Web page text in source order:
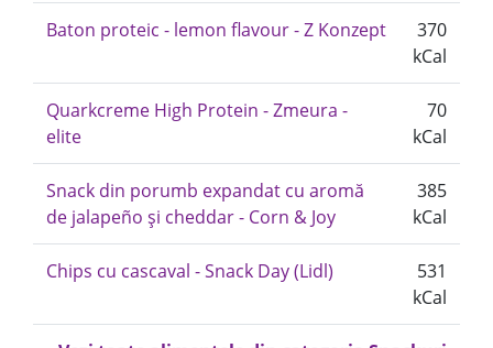
Baton proteic - lemon flavour - Z Konzept
370
kCal
Quarkcreme High Protein - Zmeura -
elite
70
kCal
Snack din porumb expandat cu aromă
de jalapeño și cheddar - Corn & Joy
385
kCal
Chips cu cascaval - Snack Day (Lidl)
531
kCal